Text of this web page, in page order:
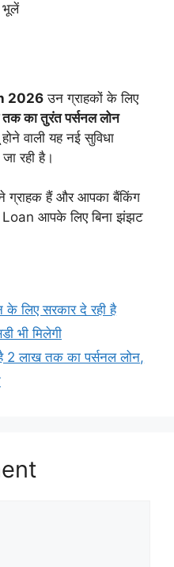
भूलें
2026 उन ग्राहकों के लिए
का तुरंत पर्सनल लोन
वाली यह नई सुविधा
रही है।
ग्राहक हैं और आपका बैंकिंग
Loan आपके लिए बिना झंझट
के लिए सरकार दे रही है
भी मिलेगी
2 लाख तक का पर्सनल लोन,